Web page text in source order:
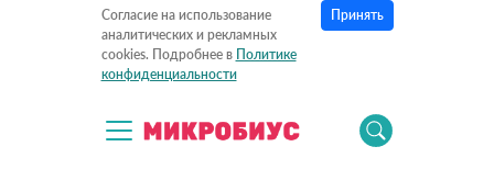
Согласие на использование
аналитических и рекламных
cookies. Подробнее в Политике
конфиденциальности
Принять